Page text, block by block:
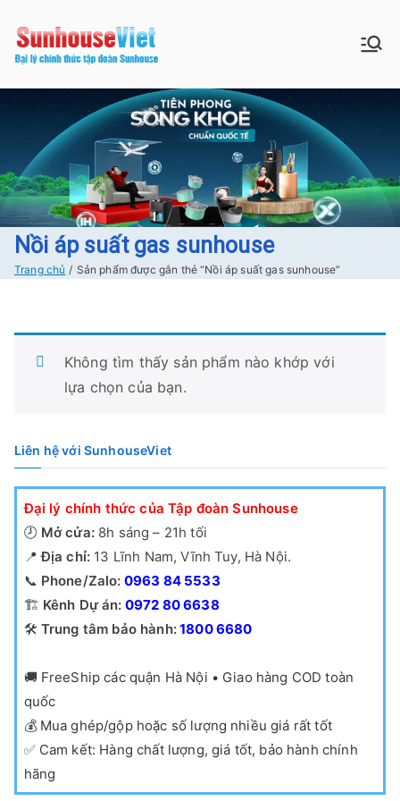
tới
nội
dung
Đồ gia dụng|
Điện gia
dụng|Nhà
bếp|Điện
tại Hà nội
Bán buôn bán lẻ hàng Sunhouse
Hà Nội
Nồi áp suất gas sunhouse
Trang chủ Sản phẩm được gắn thẻ “Nồi áp suất gas sunhouse”
Không tìm thấy sản phẩm nào khớp với
lựa chọn của bạn.
Liên hệ với SunhouseViet
Đại lý chính thức của Tập đoàn Sunhouse
🕗 Mở cửa:8h sáng – 21h tối
📍Địa chỉ: 13 Lĩnh Nam, Vĩnh Tuy, Hà Nội.
📞 Phone/Zalo: 0963 84 5533
🏗️ Kênh Dự án: 0972 80 6638
🛠️ Trung tâm bảo hành:1800 6680
🚚 FreeShip các quận Hà Nội • Giao hàng COD toàn
quốc
💰 Mua ghép/gộp hoặc số lượng nhiều giá rất tốt
✅ Cam kết: Hàng chất lượng, giá tốt, bảo hành chính
hãng